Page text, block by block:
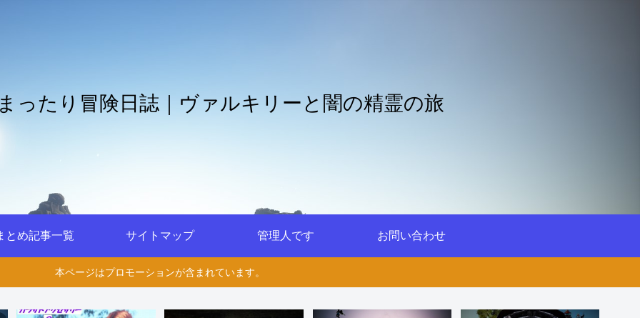
ったり冒険日誌｜ヴァルキリーと闇の精霊の旅
とめ記事一覧 サイトマップ 管理人です お問い合わせ
本ページはプロモーションが含まれています。